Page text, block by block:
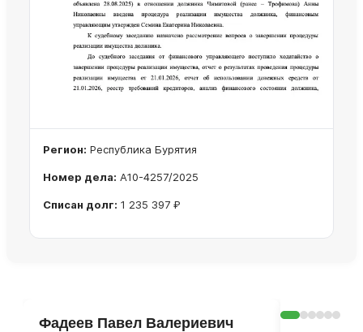
Регион: Республика Бурятия
Номер дела: А10-4257/2025
Списан долг: 1 235 397 ₽
Фадеев Павел Валериевич Кашлюк